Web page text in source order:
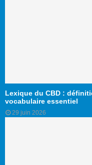
Lexique du CBD :
vocabulaire essentiel
29 juin 2026